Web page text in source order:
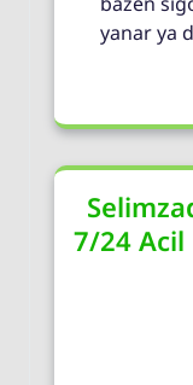
yanar ya
7/24